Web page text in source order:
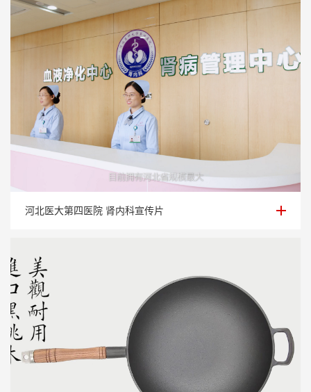
河北医大第四医院 肾内科宣传片
河北医大第四医院 肾内科宣传片